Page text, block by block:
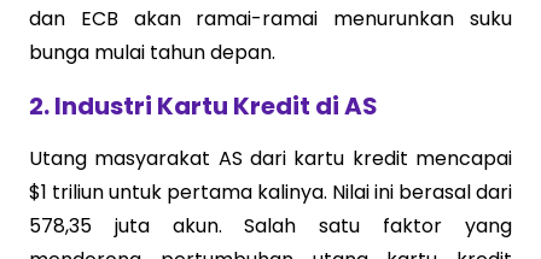
dan ECB akan ramai-ramai menurunkan suku
bunga mulai tahun depan.
2. Industri Kartu Kredit di AS
Utang masyarakat AS dari kartu kredit mencapai
$1 triliun untuk pertama kalinya. Nilai ini berasal dari
578,35 juta akun. Salah satu faktor yang